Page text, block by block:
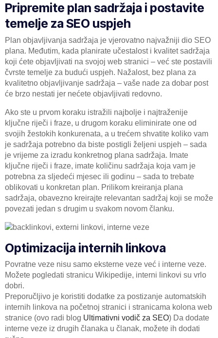
Pripremite plan sadržaja i postavite
temelje za SEO uspjeh
Plan objavljivanja sadržaja je vjerovatno najvažniji dio SEO
plana. Međutim, kada planirate učestalost i kvalitet sadržaja
koji ćete objavljivati ​​na svojoj web stranici – već ste postavili
čvrste temelje za budući uspjeh. Nažalost, bez plana za
kvalitetno objavljivanje sadržaja – vaše nade za dobar post
će brzo nestati jer nećete objavljivati ​​redovno.
Ako ste u prvom koraku istražili najbolje i najtraženije
ključne riječi i fraze, u drugom koraku eliminirate one od
svojih žestokih konkurenata, a u trećem shvatite koliko vam
je sadržaja potrebno da biste postigli željeni uspjeh – sada
je vrijeme za izradu konkretnog plana sadržaja. Imate
ključne riječi i fraze, imate količinu sadržaja koja vam je
potrebna za sljedeći mjesec ili godinu – sada to trebate
oblikovati u konkretan plan. Prilikom kreiranja plana
sadržaja, obavezno kreirajte relevantan sadržaj koji se može
povezati jedan s drugim u svakom novom članku.
Optimizacija internih linkova
Povratne veze nisu samo eksterne veze već i interne veze.
Možete pogledati stranicu Wikipedije, interni linkovi su vrlo
dobri.
Preporučljivo je koristiti dodatke za postizanje automatskih
internih linkova na početnoj stranici i stranicama kolona web
stranice (ovo radi blog Ultimativni vodič za SEO) Da dodate
interne veze iz drugih članaka u članak, možete ih dodati